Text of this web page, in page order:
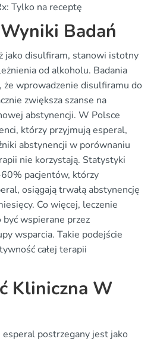
Tylko na receptę
Badań
jako disulfiram, stanowi istotny
od alkoholu. Badania
że wprowadzenie disulfiramu do
zwiększa szanse na
abstynencji. W Polsce
którzy przyjmują esperal,
abstynencji w porównaniu
nie korzystają. Statystyki
pacjentów, którzy
osiągają trwałą abstynencję
Co więcej, leczenie
wspierane przez
wsparcia. Takie podejście
całej terapii
Kliniczna W
postrzegany jest jako